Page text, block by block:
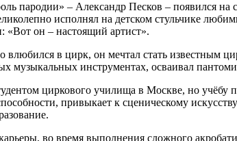
пародии» – Александр Песков – появился
исполнял на детском стульчике
«Вот он – настоящий артист».
влюбился в цирк, он мечтал стать известным
музыкальных инструментах, осваивал
циркового училища в Москве, но учёбу
привыкает к сценическому
во время выполнения сложного